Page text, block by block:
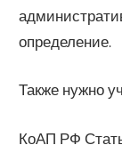
определение.
Также нужно
КоАП РФ